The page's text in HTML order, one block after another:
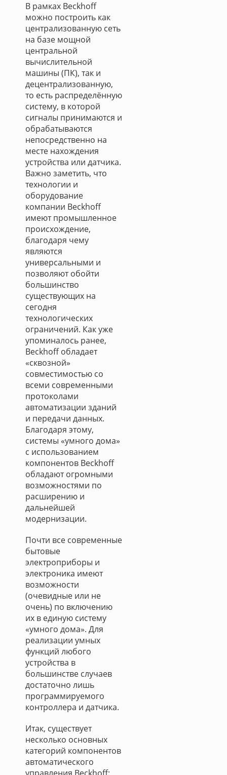
В рамках Beckhoff
можно построить как
централизованную сеть
на базе мощной
центральной
вычислительной
машины (ПК), так и
децентрализованную,
то есть распределённую
систему, в которой
сигналы принимаются и
обрабатываются
непосредственно на
месте нахождения
устройства или датчика.
Важно заметить, что
технологии и
оборудование
компании Beckhoff
имеют промышленное
происхождение,
благодаря чему
являются
универсальными и
позволяют обойти
большинство
существующих на
сегодня
технологических
ограничений. Как уже
упоминалось ранее,
Beckhoff обладает
«сквозной»
совместимостью со
всеми современными
протоколами
автоматизации зданий
и передачи данных.
Благодаря этому,
системы «умного дома»
с использованием
компонентов Beckhoff
обладают огромными
возможностями по
расширению и
дальнейшей
модернизации.
Почти все современные
бытовые
электроприборы и
электроника имеют
возможности
(очевидные или не
очень) по включению
их в единую систему
«умного дома». Для
реализации умных
функций любого
устройства в
большинстве случаев
достаточно лишь
программируемого
контроллера и датчика.
Итак, существует
несколько основных
категорий компонентов
автоматического